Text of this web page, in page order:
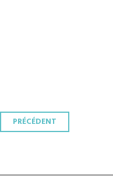
Navigation
PRÉCÉDENT